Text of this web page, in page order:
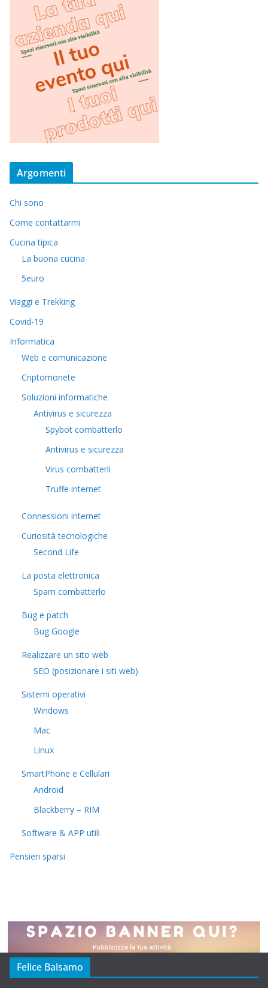
Argomenti
Chi sono
Come contattarmi
Cucina tipica
La buona cucina
5euro
Viaggi e Trekking
Covid-19
Informatica
Web e comunicazione
Criptomonete
Soluzioni informatiche
Antivirus e sicurezza
Spybot combatterlo
Antivirus e sicurezza
Virus combatterli
Truffe internet
Connessioni internet
Curiosità tecnologiche
​Second Life
La posta elettronica
Spam combatterlo
Bug e patch
Bug Google
Realizzare un sito web
SEO (posizionare i siti web)
Sistemi operativi
Windows
Mac
Linux
SmartPhone e Cellulari
Android
Blackberry – RIM
Software & APP utili
Pensieri sparsi
Felice Balsamo